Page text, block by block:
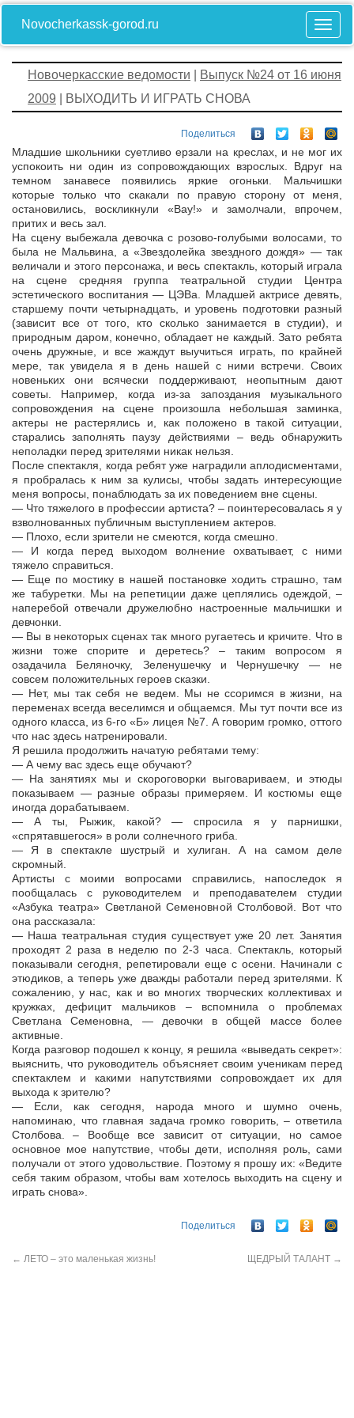
Novocherkassk-gorod.ru
Новочеркасские ведомости
Выпуск №24 от 16 июня
2009 | ВЫХОДИТЬ И ИГРАТЬ СНОВА
Поделиться
Младшие школьники суетливо ерзали на креслах, и не мог их
успокоить ни один из сопровождающих взрослых. Вдруг на
темном занавесе появились яркие огоньки. Мальчишки
которые только что скакали по правую сторону от меня,
остановились, воскликнули «Вау!» и замолчали, впрочем,
притих и весь зал.
На сцену выбежала девочка с розово-голубыми волосами, то
была не Мальвина, а «Звездолейка звездного дождя» — так
величали и этого персонажа, и весь спектакль, который играла
на сцене средняя группа театральной студии Центра
эстетического воспитания — ЦЭВа. Младшей актрисе девять,
старшему почти четырнадцать, и уровень подготовки разный
(зависит все от того, кто сколько занимается в студии), и
природным даром, конечно, обладает не каждый. Зато ребята
очень дружные, и все жаждут выучиться играть, по крайней
мере, так увидела я в день нашей с ними встречи. Своих
новеньких они всячески поддерживают, неопытным дают
советы. Например, когда из-за запоздания музыкального
сопровождения на сцене произошла небольшая заминка,
актеры не растерялись и, как положено в такой ситуации,
старались заполнять паузу действиями – ведь обнаружить
неполадки перед зрителями никак нельзя.
После спектакля, когда ребят уже наградили аплодисментами,
я пробралась к ним за кулисы, чтобы задать интересующие
меня вопросы, понаблюдать за их поведением вне сцены.
— Что тяжелого в профессии артиста? – поинтересовалась я у
взволнованных публичным выступлением актеров.
— Плохо, если зрители не смеются, когда смешно.
— И когда перед выходом волнение охватывает, с ними
тяжело справиться.
— Еще по мостику в нашей постановке ходить страшно, там
же табуретки. Мы на репетиции даже цеплялись одеждой, –
наперебой отвечали дружелюбно настроенные мальчишки и
девчонки.
— Вы в некоторых сценах так много ругаетесь и кричите. Что в
жизни тоже спорите и деретесь? – таким вопросом я
озадачила Беляночку, Зеленушечку и Чернушечку — не
совсем положительных героев сказки.
— Нет, мы так себя не ведем. Мы не ссоримся в жизни, на
переменах всегда веселимся и общаемся. Мы тут почти все из
одного класса, из 6-го «Б» лицея №7. А говорим громко, оттого
что нас здесь натренировали.
Я решила продолжить начатую ребятами тему:
— А чему вас здесь еще обучают?
— На занятиях мы и скороговорки выговариваем, и этюды
показываем — разные образы примеряем. И костюмы еще
иногда дорабатываем.
— А ты, Рыжик, какой? — спросила я у парнишки,
«спрятавшегося» в роли солнечного гриба.
— Я в спектакле шустрый и хулиган. А на самом деле
скромный.
Артисты с моими вопросами справились, напоследок я
пообщалась с руководителем и преподавателем студии
«Азбука театра» Светланой Семеновной Столбовой. Вот что
она рассказала:
— Наша театральная студия существует уже 20 лет. Занятия
проходят 2 раза в неделю по 2-3 часа. Спектакль, который
показывали сегодня, репетировали еще с осени. Начинали с
этюдиков, а теперь уже дважды работали перед зрителями. К
сожалению, у нас, как и во многих творческих коллективах и
кружках, дефицит мальчиков – вспомнила о проблемах
Светлана Семеновна, — девочки в общей массе более
активные.
Когда разговор подошел к концу, я решила «выведать секрет»:
выяснить, что руководитель объясняет своим ученикам перед
спектаклем и какими напутствиями сопровождает их для
выхода к зрителю?
— Если, как сегодня, народа много и шумно очень,
напоминаю, что главная задача громко говорить, – ответила
Столбова. – Вообще все зависит от ситуации, но самое
основное мое напутствие, чтобы дети, исполняя роль, сами
получали от этого удовольствие. Поэтому я прошу их: «Ведите
себя таким образом, чтобы вам хотелось выходить на сцену и
играть снова».
Поделиться
← ЛЕТО – это маленькая жизнь! ЩЕДРЫЙ ТАЛАНТ →